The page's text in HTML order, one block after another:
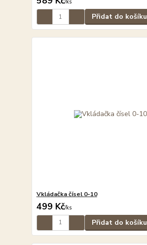
/ks
Přidat do košíku
Vkládačka čísel 0-10
499 Kč/ks
Přidat do košíku